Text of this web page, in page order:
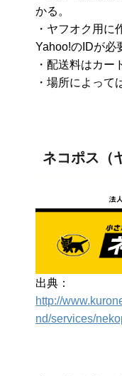
かる。
・ヤフオク用に
Yahoo!のIDが必
・配送料はカー
・場所によって
ネコポス（
出典：
http://
nd/services/